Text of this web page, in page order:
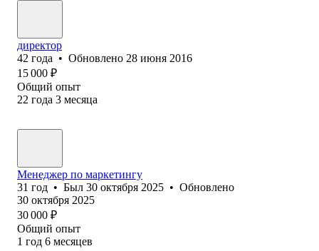
директор
42 года • Обновлено 28 июня 2016
15 000 ₽
Общий опыт
22 года 3 месяца
Менеджер по маркетингу
31 год • Был 30 октября 2025 • Обновлено
30 октября 2025
30 000 ₽
Общий опыт
1 год 6 месяцев